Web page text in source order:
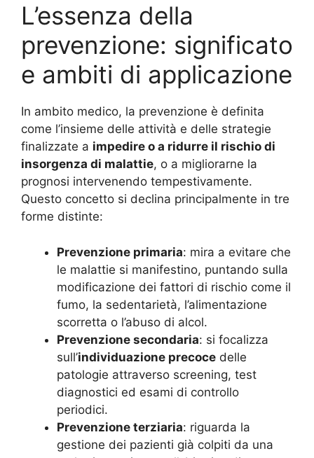
L’essenza della
prevenzione: significato
e ambiti di applicazione
In ambito medico, la prevenzione è definita
come l’insieme delle attività e delle strategie
finalizzate a impedire o a ridurre il rischio di
insorgenza di malattie, o a migliorarne la
prognosi intervenendo tempestivamente.
Questo concetto si declina principalmente in tre
forme distinte:
Prevenzione primaria: mira a evitare che
le malattie si manifestino, puntando sulla
modificazione dei fattori di rischio come il
fumo, la sedentarietà, l’alimentazione
scorretta o l’abuso di alcol.
Prevenzione secondaria: si focalizza
sull’individuazione precoce delle
patologie attraverso screening, test
diagnostici ed esami di controllo
periodici.
Prevenzione terziaria: riguarda la
gestione dei pazienti già colpiti da una